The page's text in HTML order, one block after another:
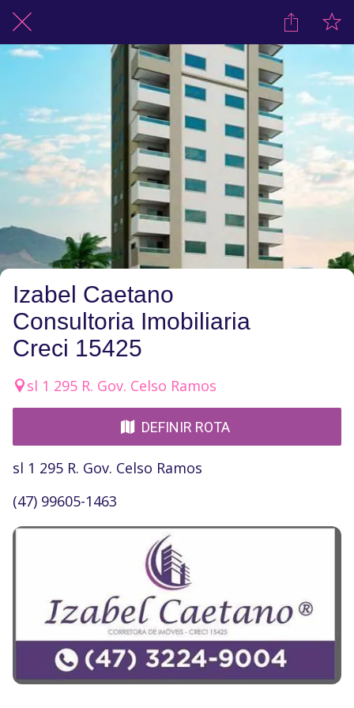
Izabel Caetano
Consultoria Imobiliaria
Creci 15425
sl 1 295 R. Gov. Celso Ramos
DEFINIR ROTA
sl 1 295 R. Gov. Celso Ramos
(47) 99605-1463